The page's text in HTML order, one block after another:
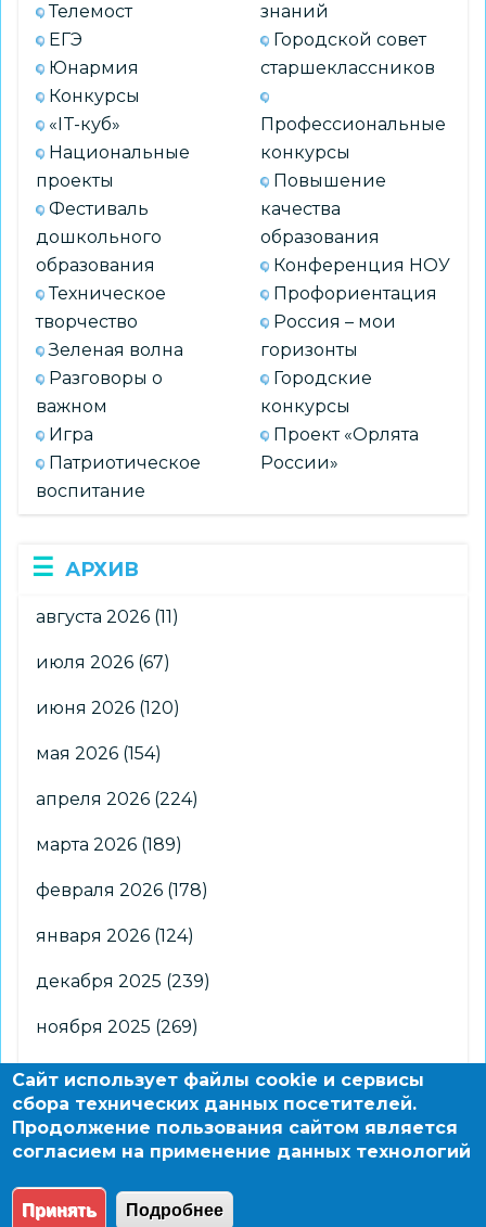
Телемост
ЕГЭ
Юнармия
Конкурсы
«IT-куб»
Национальные
проекты
Фестиваль
дошкольного
образования
Техническое
творчество
Зеленая волна
Разговоры о
важном
Игра
Патриотическое
воспитание
знаний
Городской совет
старшеклассников
Профессиональные
конкурсы
Повышение
качества
образования
Конференция НОУ
Профориентация
Россия – мои
горизонты
Городские
конкурсы
Проект «Орлята
России»
АРХИВ
августа 2026 (11)
июля 2026 (67)
июня 2026 (120)
мая 2026 (154)
апреля 2026 (224)
марта 2026 (189)
февраля 2026 (178)
января 2026 (124)
декабря 2025 (239)
ноября 2025 (269)
октября 2025(266)
сентября 2025 (176)
августа 2025 (2)
Сайт использует файлы cookie и сервисы
сбора технических данных посетителей.
Продолжение пользования сайтом является
согласием на применение данных технологий
Принять Подробнее